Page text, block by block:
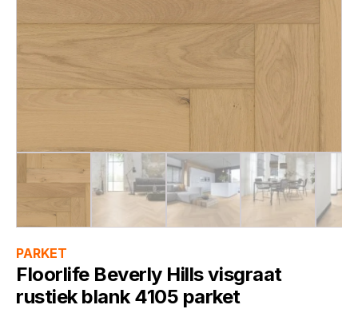
PARKET
Floorlife Beverly Hills visgraat
rustiek blank 4105 parket